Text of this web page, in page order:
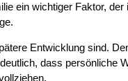
ein wichtiger Faktor, der
Entwicklung sind.
dass persönliche